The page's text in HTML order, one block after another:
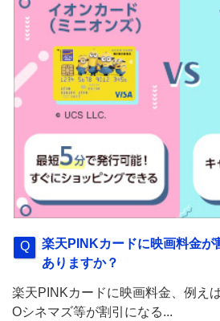
楽天PINKカードに映画料金が
ありますか？
楽天PINKカードに映画料金、例え
Oシネマズ等が割引になる...